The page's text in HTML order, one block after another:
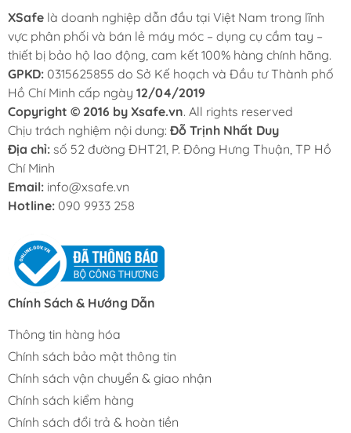
XSafe là doanh nghiệp dẫn đầu tại Việt Nam trong lĩnh
vực phân phối và bán lẻ máy móc – dụng cụ cầm tay –
thiết bị bảo hộ lao động, cam kết 100% hàng chính hãng.
GPKD: 0315625855 do Sở Kế hoạch và Đầu tư Thành phố
Hồ Chí Minh cấp ngày 12/04/2019
Copyright © 2016 by Xsafe.vn. All rights reserved
Chịu trách nghiệm nội dung: Đỗ Trịnh Nhất Duy
Địa chỉ: số 52 đường ĐHT21, P. Đông Hưng Thuận, TP Hồ
Chí Minh
Email: info@xsafe.vn
Hotline: 090 9933 258
Chính Sách & Hướng Dẫn
Thông tin hàng hóa
Chính sách bảo mật thông tin
Chính sách vận chuyển & giao nhận
Chính sách kiểm hàng
Chính sách đổi trả & hoàn tiền